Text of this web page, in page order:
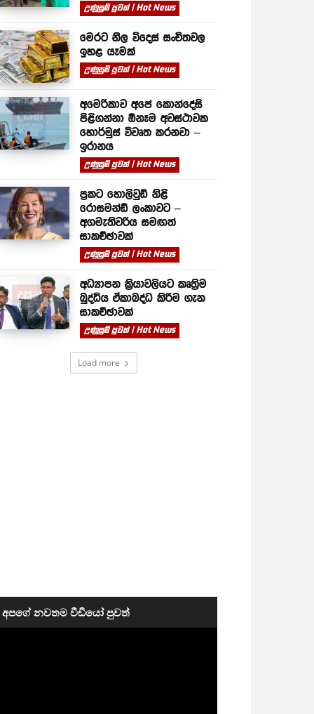
උණුසුම් පුවත් | Hot News
මෙරට නිල විදෙස් සංචිතවල
ඉහළ යෑමක්
උණුසුම් පුවත් | Hot News
අමෙරිකාව අපේ කොන්දේසි
පිළිගන්නා ඕනෑම අවස්ථාවක
හොර්මුස් විවෘත කරනවා –
ඉරානය
උණුසුම් පුවත් | Hot News
ප්‍රකට හොලිවුඩ් නිළි
රොසමන්ඩ් ලංකාවට –
අගමැතිවරිය සමඟත්
සාකච්ඡාවක්
උණුසුම් පුවත් | Hot News
අධ්‍යාපන ක්‍රියාවලියට කෘත්‍රිම
බුද්ධිය ඒකාබද්ධ කිරීම ගැන
සාකච්ඡාවක්
උණුසුම් පුවත් | Hot News
Load more
අපගේ නවතම වීඩියෝ පුවත්